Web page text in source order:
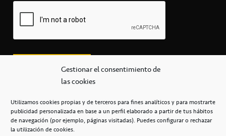
Gestionar el consentimiento de
las cookies
Utilizamos cookies propias y de terceros para fines analíticos y para mostrarte
publicidad personalizada en base a un perfil elaborado a partir de tus hábitos
de navegación (por ejemplo, páginas visitadas). Puedes configurar o rechazar
la utilización de cookies.
secretaria@cbcanarias.es
+34 922 253 684